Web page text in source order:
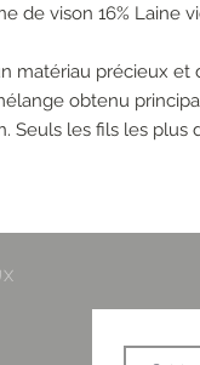
de vison 16% Laine
matériau précieux et
obtenu
Seuls les fils les plus